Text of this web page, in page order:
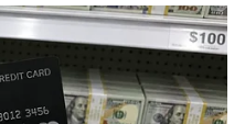
తెలంగాణను
నిస్సహాయులకు
బిడ్డగా మీ బాధ్యతలను